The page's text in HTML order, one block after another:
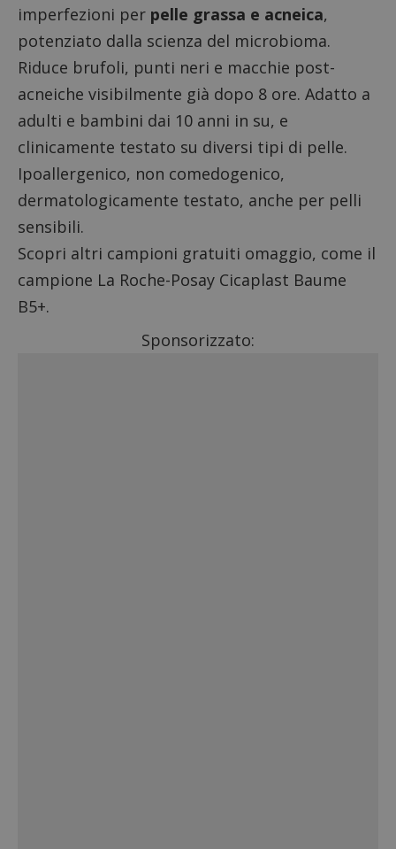
imperfezioni per pelle grassa e acneica,
potenziato dalla scienza del microbioma.
Riduce brufoli, punti neri e macchie post-
acneiche visibilmente già dopo 8 ore. Adatto a
adulti e bambini dai 10 anni in su, e
clinicamente testato su diversi tipi di pelle.
Ipoallergenico, non comedogenico,
dermatologicamente testato, anche per pelli
sensibili.
Scopri altri campioni gratuiti omaggio, come il
campione La Roche-Posay Cicaplast Baume
B5+.
Sponsorizzato: